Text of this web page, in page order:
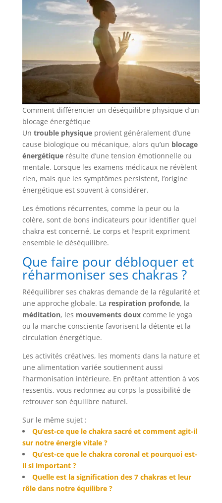
Comment différencier un déséquilibre physique d’un
blocage énergétique
Un trouble physiqueprovient généralement d’une
cause biologique ou mécanique, alors qu’un blocage
énergétiquerésulte d’une tension émotionnelle ou
mentale. Lorsque les examens médicaux ne révèlent
rien, mais que les symptômes persistent, l’origine
énergétique est souvent à considérer.
Les émotions récurrentes, comme la peur ou la
colère, sont de bons indicateurs pour identifier quel
chakra est concerné. Le corps et l’esprit expriment
ensemble le déséquilibre.
Que faire pour débloquer et
réharmoniser ses chakras ?
Rééquilibrer ses chakras demande de la régularité et
une approche globale. La respiration profonde, la
méditation, les mouvements douxcomme le yoga
ou la marche consciente favorisent la détente et la
circulation énergétique.
Les activités créatives, les moments dans la nature et
une alimentation variée soutiennent aussi
l’harmonisation intérieure. En prêtant attention à vos
ressentis, vous redonnez au corps la possibilité de
retrouver son équilibre naturel.
Sur le même sujet :
Qu’est-ce que le chakra sacré et comment agit-il
sur notre énergie vitale ?
Qu’est-ce que le chakra coronal et pourquoi est-
il si important ?
Quelle est la signification des 7 chakras et leur
rôle dans notre équilibre ?